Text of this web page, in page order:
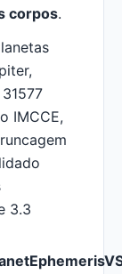
corpos.
IMCCE,
3.3